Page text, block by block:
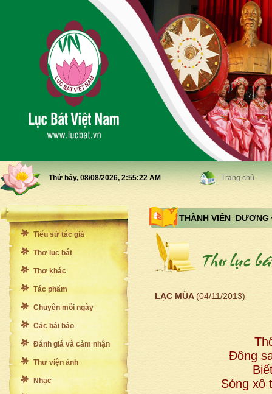
Thứ bảy, 08/08/2026, 2:55:24 AM Trang chủ
Tiểu sử tác giả
Thơ lục bát
Thơ khác
Tác phẩm
Chuyện mỗi ngày
Các bài báo
Đánh giá và cảm nhận
Thư viện ảnh
Nhạc
THÀNH VIÊN DƯƠNG
LẠC MÙA(04/11/2013)
Đông
Sóng xô